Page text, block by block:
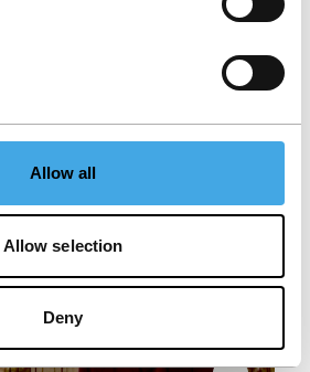
Allow all
Allow selection
Deny
Overal is
hier bij de moeder aan de